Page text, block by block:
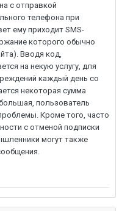
с отправкой
телефона при
ему приходит SMS-
которого обычно
Вводя код,
на некую услугу, для
каждый день со
некоторая сумма
пользователь
Кроме того, часто
с отменой подписки
могут также